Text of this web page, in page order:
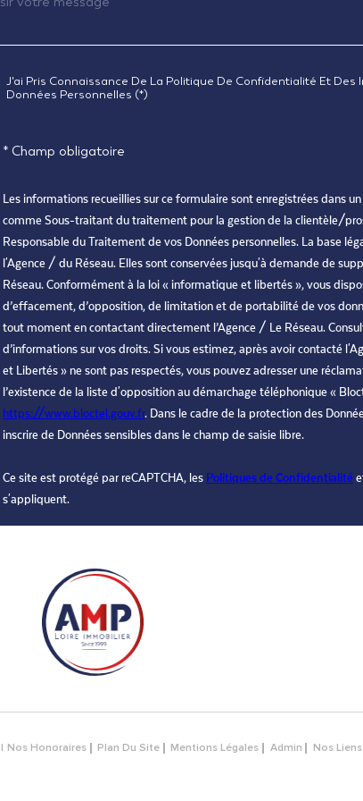
RÈGLEMENTATION
J'ai Pris Connaissance De La Politique De Confidentialité Et
Données Personnelles (*)
* Champ obligatoire
Les informations recueillies sur ce formulaire sont enregistrées dans
comme Sous-traitant du traitement pour la gestion de la clientèle/
Responsable du Traitement de vos Données personnelles. La base
l'Agence / du Réseau. Elles sont conservées jusqu'à demande de
Réseau. Conformément à la loi « informatique et libertés », vous
d’effacement, d’opposition, de limitation et de portabilité de vos
tout moment en contactant directement l’Agence / Le Réseau.
d’informations sur vos droits. Si vous estimez, après avoir contacté
et Libertés » ne sont pas respectés, vous pouvez adresser une
l’existence de la liste d'opposition au démarchage téléphonique «
https://www.bloctel.gouv.fr. Dans le cadre de la protection des
inscrire de Données sensibles dans le champ de saisie libre.
Ce site est protégé par reCAPTCHA, les Politiques de Confidentialité
s'appliquent.
Nos Honoraires Plan Du Site Mentions Légales Admin Nos Liens